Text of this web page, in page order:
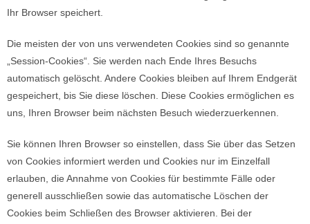
Ihr Browser speichert.
Die meisten der von uns verwendeten Cookies sind so genannte
„Session-Cookies“. Sie werden nach Ende Ihres Besuchs
automatisch gelöscht. Andere Cookies bleiben auf Ihrem Endgerät
gespeichert, bis Sie diese löschen. Diese Cookies ermöglichen es
uns, Ihren Browser beim nächsten Besuch wiederzuerkennen.
Sie können Ihren Browser so einstellen, dass Sie über das Setzen
von Cookies informiert werden und Cookies nur im Einzelfall
erlauben, die Annahme von Cookies für bestimmte Fälle oder
generell ausschließen sowie das automatische Löschen der
Cookies beim Schließen des Browser aktivieren. Bei der